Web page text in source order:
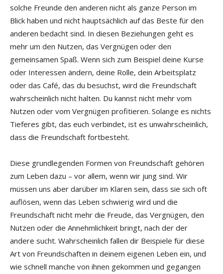
solche Freunde den anderen nicht als ganze Person im
Blick haben und nicht hauptsächlich auf das Beste für den
anderen bedacht sind. In diesen Beziehungen geht es
mehr um den Nutzen, das Vergnügen oder den
gemeinsamen Spaß. Wenn sich zum Beispiel deine Kurse
oder Interessen ändern, deine Rolle, dein Arbeitsplatz
oder das Café, das du besuchst, wird die Freundschaft
wahrscheinlich nicht halten. Du kannst nicht mehr vom
Nutzen oder vom Vergnügen profitieren. Solange es nichts
Tieferes gibt, das euch verbindet, ist es unwahrscheinlich,
dass die Freundschaft fortbesteht.
Diese grundlegenden Formen von Freundschaft gehören
zum Leben dazu – vor allem, wenn wir jung sind. Wir
müssen uns aber darüber im Klaren sein, dass sie sich oft
auflösen, wenn das Leben schwierig wird und die
Freundschaft nicht mehr die Freude, das Vergnügen, den
Nutzen oder die Annehmlichkeit bringt, nach der der
andere sucht. Wahrscheinlich fallen dir Beispiele für diese
Art von Freundschaften in deinem eigenen Leben ein, und
wie schnell manche von ihnen gekommen und gegangen